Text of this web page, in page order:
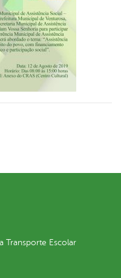
Transporte Escolar